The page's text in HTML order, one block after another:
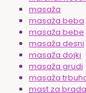
masaža
masaža beba
masaža bebe
masaža desni
masaža dojki
masaža grudi
masaža
mast za